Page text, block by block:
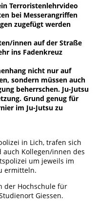
Terroristenlehrvideo
bei Messerangriffen
zugefügt werden
innen auf der Straße
ins Fadenkreuz
nicht nur auf
sondern müssen auch
beherrschen. Ju-Jutsu
Grund genug für
im Ju-Jutsu zu
in Lich, trafen sich
Kollegen/innen des
um jeweils im
ermitteln.
der Hochschule für
Giessen.